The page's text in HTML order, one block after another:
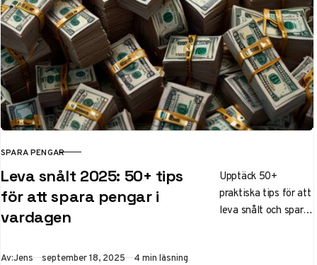
KATEGORI
SPARA PENGAR
Leva snålt 2025: 50+ tips
för att spara pengar i
vardagen
Upptäck 50+
praktiska tips för att
leva snålt och spara
Av:Jens Publicerad
september 18, 2025 4 min läsning